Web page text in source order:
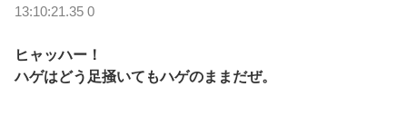
13:10:21.35 0
ヒャッハー！
ハゲはどう足掻いてもハゲのままだぜ。